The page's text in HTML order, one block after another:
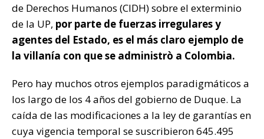
de Derechos Humanos (CIDH) sobre el exterminio
de la UP, por parte de fuerzas irregulares y
agentes del Estado, es el más claro ejemplo de
la villanía con que se administrò a Colombia.
Pero hay muchos otros ejemplos paradigmáticos a
los largo de los 4 años del gobierno de Duque. La
caída de las modificaciones a la ley de garantías en
cuya vigencia temporal se suscribieron 645.495